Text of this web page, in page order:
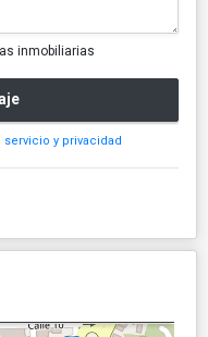
inmobiliarias
y privacidad